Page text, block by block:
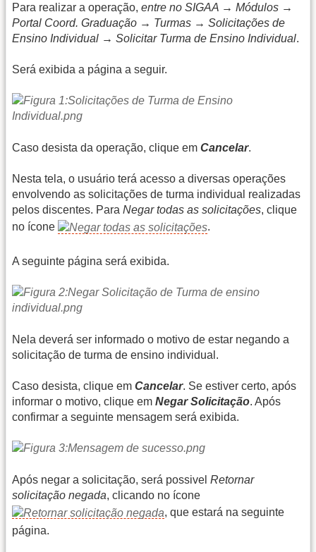
Para realizar a operação, entre no SIGAA → Módulos →
Portal Coord. Graduação → Turmas → Solicitações de
Ensino Individual → Solicitar Turma de Ensino Individual.
Será exibida a página a seguir.
Caso desista da operação, clique em Cancelar.
Nesta tela, o usuário terá acesso a diversas operações
envolvendo as solicitações de turma individual realizadas
pelos discentes. Para Negar todas as solicitações, clique
no ícone
.
A seguinte página será exibida.
Nela deverá ser informado o motivo de estar negando a
solicitação de turma de ensino individual.
Caso desista, clique em Cancelar. Se estiver certo, após
informar o motivo, clique em Negar Solicitação. Após
confirmar a seguinte mensagem será exibida.
Após negar a solicitação, será possivel Retornar
solicitação negada, clicando no ícone
, que estará na seguinte
página.